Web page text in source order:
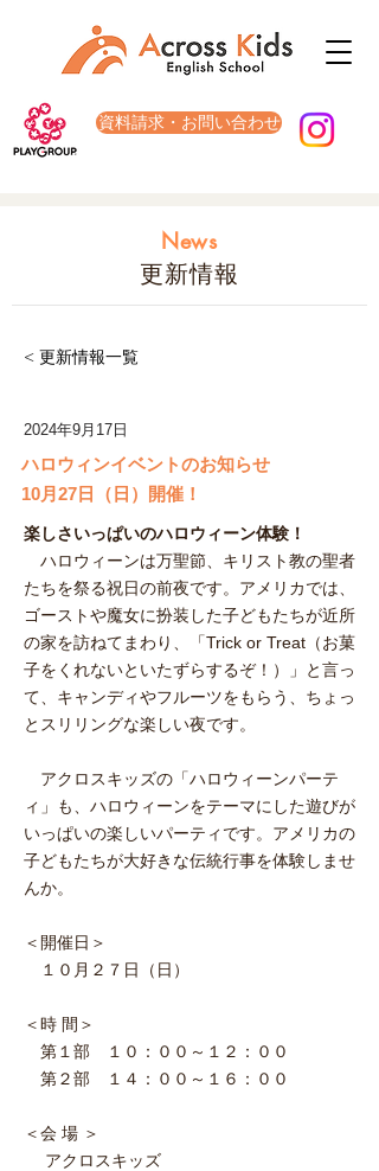
資料請求・お問い合わせ
News
更新情報
< 更新情報一覧
2024年9月17日
ハロウィンイベントのお知らせ
10月27日（日）開催！
楽しさいっぱいのハロウィーン体験！
ハロウィーンは万聖節、キリスト教の聖者
たちを祭る祝日の前夜です。アメリカでは、
ゴーストや魔女に扮装した子どもたちが近所
の家を訪ねてまわり、「Trick or Treat（お菓
子をくれないといたずらするぞ！）」と言っ
て、キャンディやフルーツをもらう、ちょっ
とスリリングな楽しい夜です。
アクロスキッズの「ハロウィーンパーテ
ィ」も、ハロウィーンをテーマにした遊びが
いっぱいの楽しいパーティです。アメリカの
子どもたちが大好きな伝統行事を体験しませ
んか。
＜開催日＞
１０月２７日（日）
＜時 間＞
第１部 １０：００～１２：００
第２部 １４：００～１６：００
＜会 場 ＞
アクロスキッズ